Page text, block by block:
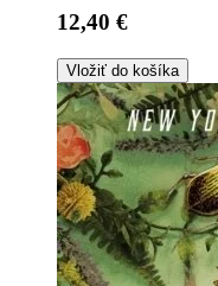
12,40 €
Vložiť do košíka